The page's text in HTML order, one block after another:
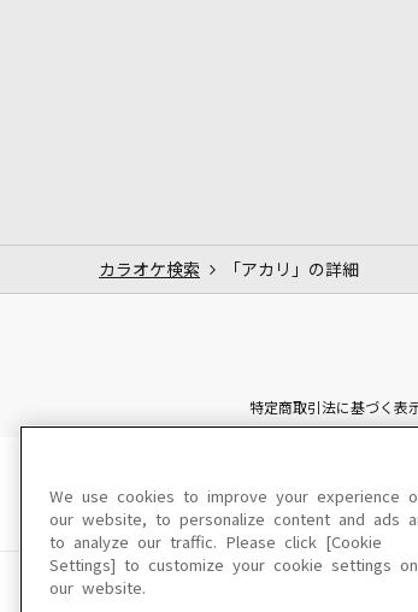
カラオケ検索 「アカリ」の詳細
特定商取引法に基づく表
このサイトに掲載されて
We use cookies to improve your experience
our website, to personalize content and ads
to analyze our traffic. Please click [Cookie
Settings] to customize your cookie settings on
our website.